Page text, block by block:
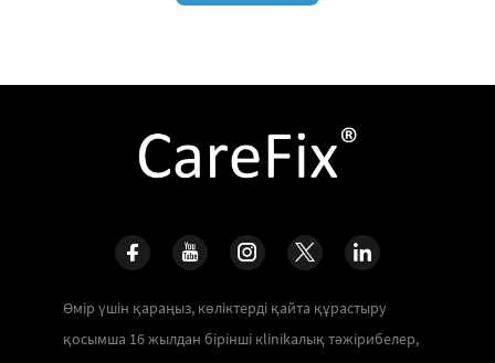
Өмір үшін қараңыз, көліктерді қайта құрастыру
қосымша 16 жылдан бірінші кlinikалық тәжірибелер,